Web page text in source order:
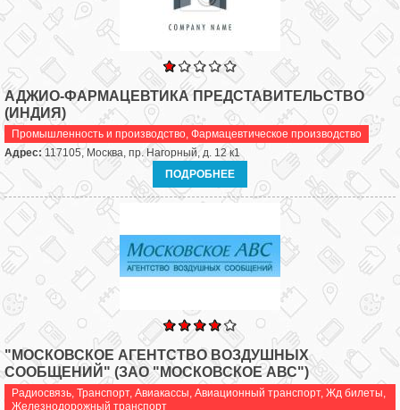
АДЖИО-ФАРМАЦЕВТИКА ПРЕДСТАВИТЕЛЬСТВО
(ИНДИЯ)
Промышленность и производство, Фармацевтическое производство
Адрес:117105, Москва, пр. Нагорный, д. 12 к1
ПОДРОБНЕЕ
"МОСКОВСКОЕ АГЕНТСТВО ВОЗДУШНЫХ
СООБЩЕНИЙ" (ЗАО "МОСКОВСКОЕ АВС")
Радиосвязь, Транспорт, Авиакассы, Авиационный транспорт, Жд билеты,
Железнодорожный транспорт